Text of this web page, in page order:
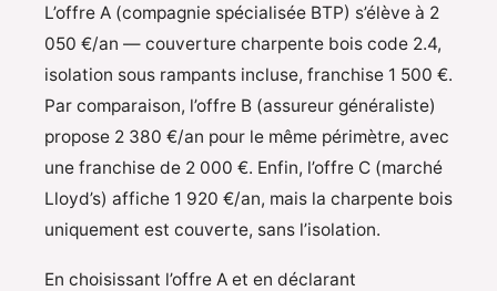
L’offre A (compagnie spécialisée BTP) s’élève à 2
050 €/an — couverture charpente bois code 2.4,
isolation sous rampants incluse, franchise 1 500 €.
Par comparaison, l’offre B (assureur généraliste)
propose 2 380 €/an pour le même périmètre, avec
une franchise de 2 000 €. Enfin, l’offre C (marché
Lloyd’s) affiche 1 920 €/an, mais la charpente bois
uniquement est couverte, sans l’isolation.
En choisissant l’offre A et en déclarant